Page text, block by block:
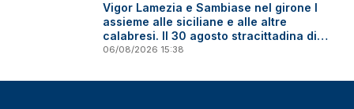
Vigor Lamezia e Sambiase nel girone I
assieme alle siciliane e alle altre
calabresi. Il 30 agosto stracittadina di
Coppa Italia
06/08/2026 15:38